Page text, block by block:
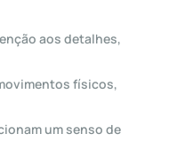
aos detalhes,
físicos,
um senso de